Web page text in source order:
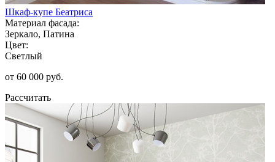
Шкаф-купе Беатриса
Материал фасада:
Зеркало, Патина
Цвет:
Светлый
от 60 000 руб.
Рассчитать